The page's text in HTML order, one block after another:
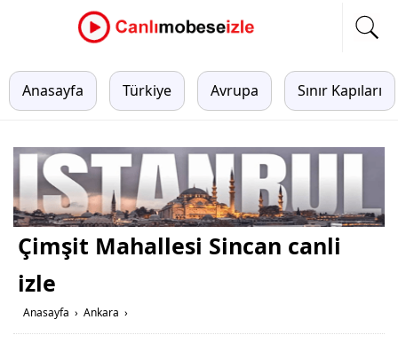
Anasayfa Türkiye Avrupa Sınır Kapıları
Çimşit Mahallesi Sincan canli
izle
Anasayfa › Ankara ›